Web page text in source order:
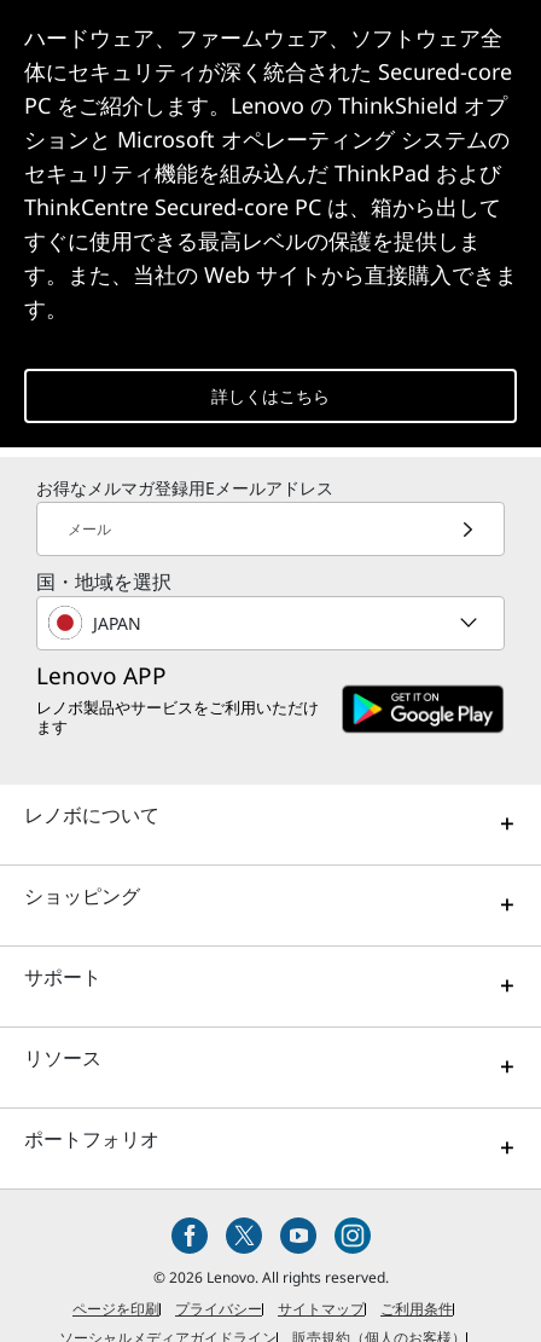
ハードウェア、ファームウェア、ソフトウェア全
体にセキュリティが深く統合された Secured-core
PC をご紹介します。Lenovo の ThinkShield オプ
ションと Microsoft オペレーティング システムの
セキュリティ機能を組み込んだ ThinkPad および
ThinkCentre Secured-core PC は、箱から出して
すぐに使用できる最高レベルの保護を提供しま
す。また、当社の Web サイトから直接購入できま
す。
詳しくはこちら
お得なメルマガ登録用Eメールアドレス
メール
国・地域を選択
JAPAN
Lenovo APP
レノボ製品やサービスをご利用いただけ
ます
レノボについて
ショッピング
サポート
リソース
ポートフォリオ
© 2026 Lenovo. All rights reserved.
ページを印刷
プライバシー サイトマップ
ご利用条件
ソーシャルメディアガイドライン
販売規約（個人のお客様）